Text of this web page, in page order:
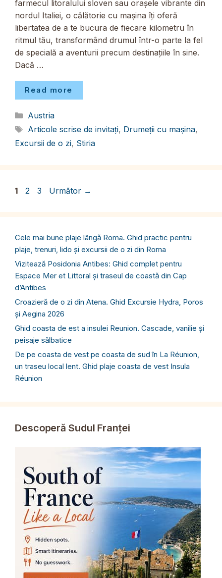
farmecul litoralului sloven sau orașele vibrante din
nordul Italiei, o călătorie cu mașina îți oferă
libertatea de a te bucura de fiecare kilometru în
ritmul tău, transformând drumul într-o parte la fel
de specială a aventurii precum destinațiile în sine.
Dacă …
Read more
Categorii
Austria
Etichete
Articole scrise de invitați, Drumeții cu mașina,
Excursii de o zi, Stiria
Pagina
1 Pagina
2 Pagina
3 Următor →
Cele mai bune plaje lângă Roma. Ghid practic pentru
plaje, trenuri, lido și excursii de o zi din Roma
Vizitează Posidonia Antibes: Ghid complet pentru
Espace Mer et Littoral și traseul de coastă din Cap
d’Antibes
Croazieră de o zi din Atena. Ghid Excursie Hydra, Poros
și Aegina 2026
Ghid coasta de est a insulei Reunion. Cascade, vanilie și
peisaje sălbatice
De pe coasta de vest pe coasta de sud în La Réunion,
un traseu local lent. Ghid plaje coasta de vest Insula
Réunion
Descoperă Sudul Franței